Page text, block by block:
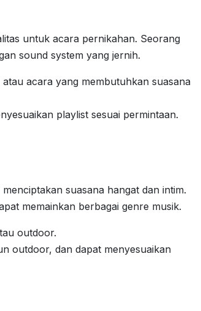
untuk acara pernikahan. Seorang
sound system yang jernih.
acara yang membutuhkan suasana
playlist sesuai permintaan.
suasana hangat dan intim.
memainkan berbagai genre musik.
outdoor.
outdoor, dan dapat menyesuaikan